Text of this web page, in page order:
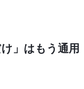
」はもう通用